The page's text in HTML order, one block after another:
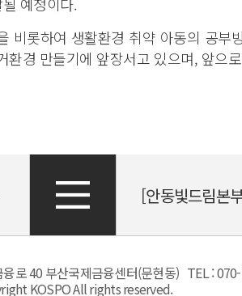
비롯하여 생활환경 취약 아동의 공부
경 만들기에 앞장서고 있으며, 앞으
로 40 부산국제금융센터(문현동) TEL :
KOSPO All rights reserved.